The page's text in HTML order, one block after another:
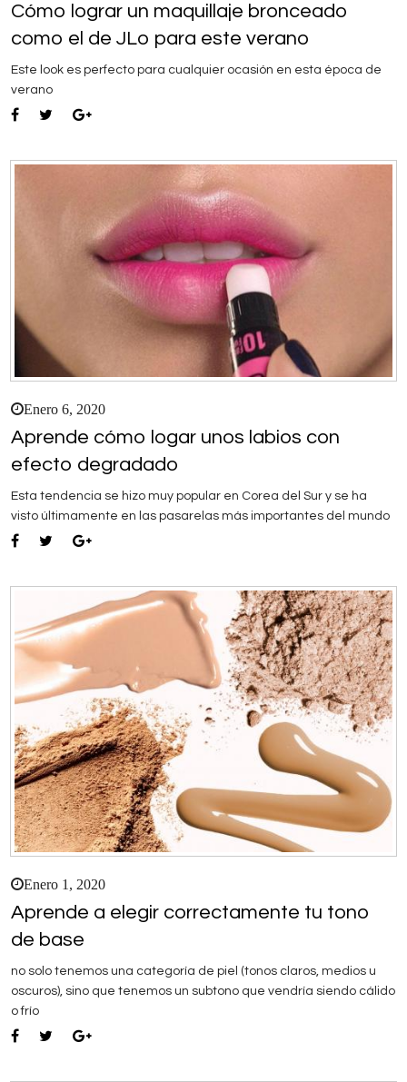
Cómo lograr un maquillaje bronceado
como el de JLo para este verano
Este look es perfecto para cualquier ocasión en esta época de
verano
Enero 6, 2020
Aprende cómo logar unos labios con
efecto degradado
Esta tendencia se hizo muy popular en Corea del Sur y se ha
visto últimamente en las pasarelas más importantes del mundo
Enero 1, 2020
Aprende a elegir correctamente tu tono
de base
no solo tenemos una categoría de piel (tonos claros, medios u
oscuros), sino que tenemos un subtono que vendría siendo cálido
o frío